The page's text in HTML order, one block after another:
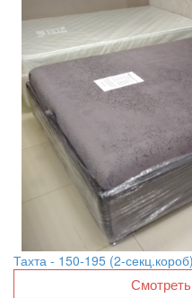
Тахта - 150-195 (2-секц.короб)